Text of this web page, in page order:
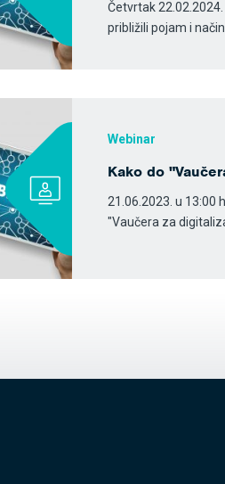
Četvrtak
približili pojam i
Webinar
Kako do
21.06.2023. u 13:00
"Vaučera za